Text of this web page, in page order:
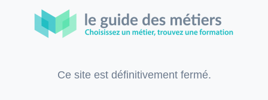
Ce site est définitivement fermé.